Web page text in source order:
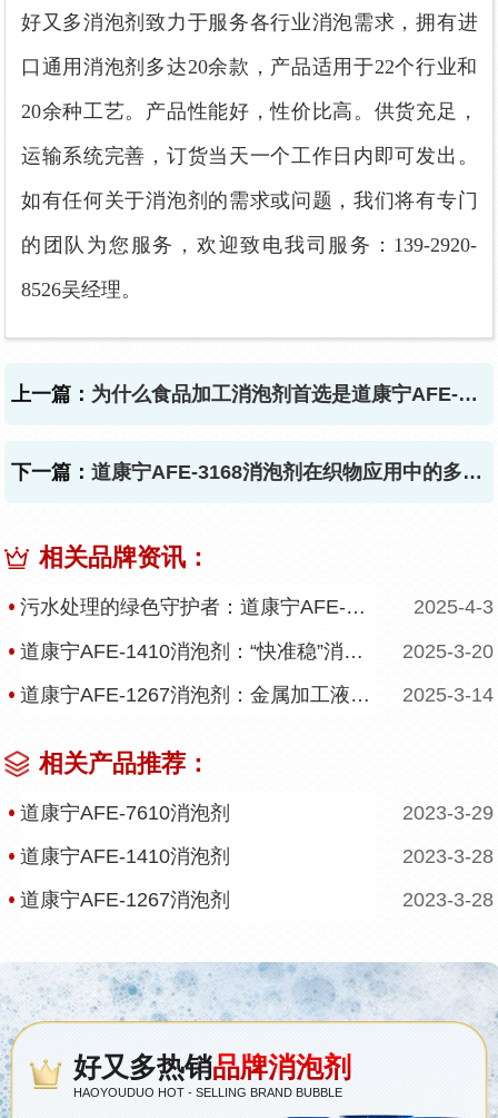
好又多消泡剂致力于服务各行业消泡需求，拥有进
口通用消泡剂多达20余款，产品适用于22个行业和
20余种工艺。产品性能好，性价比高。供货充足，
运输系统完善，订货当天一个工作日内即可发出。
如有任何关于消泡剂的需求或问题，我们将有专门
的团队为您服务，欢迎致电我司服务：139-2920-
8526吴经理。
上一篇： 为什么食品加工消泡剂首选是道康宁AFE-1520消泡剂
下一篇： 道康宁AFE-3168消泡剂在织物应用中的多用途
相关品牌资讯：
污水处理的绿色守护者：道康宁AFE-7610消泡剂
2025-4-3
道康宁AFE-1410消泡剂：“快准稳”消泡，打造无泡未来
2025-3-20
道康宁AFE-1267消泡剂：金属加工液“血液”护航者
2025-3-14
相关产品推荐：
道康宁AFE-7610消泡剂
2023-3-29
道康宁AFE-1410消泡剂
2023-3-28
道康宁AFE-1267消泡剂
2023-3-28
好又多热销品牌消泡剂
HAOYOUDUO HOT - SELLING BRAND BUBBLE